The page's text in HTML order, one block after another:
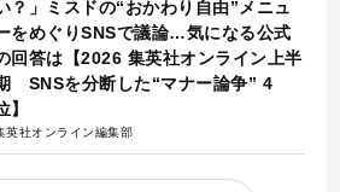
？」ミスドの“おかわり自由”メニュ
をめぐりSNSで議論…気になる公式
回答は【2026 集英社オンライン上半
SNSを分断した“マナー論争” 4
】
英社オンライン編集部